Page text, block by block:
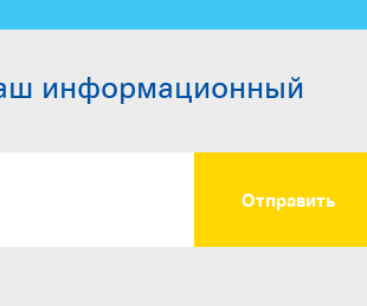
информационный